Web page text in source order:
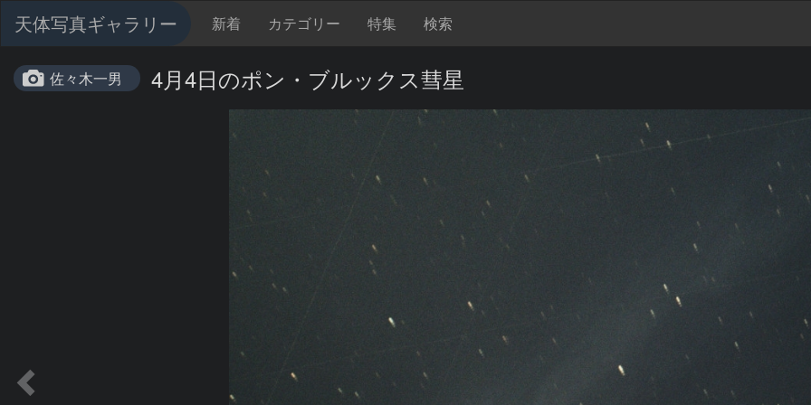
天体写真ギャラリー 新着 カテゴリー 特集 検索
佐々木一男 4月4日のポン・ブルックス彗星